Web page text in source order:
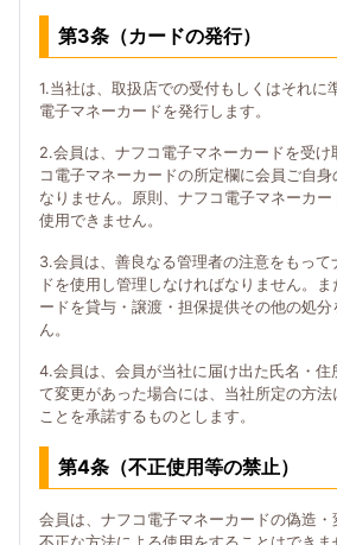
第3条（カードの発行）
1.当社は、取扱店での受付もしくはそれに
電子マネーカードを発行します。
2.会員は、ナフコ電子マネーカードを受け
コ電子マネーカードの所定欄に会員ご自
なりません。原則、ナフコ電子マネーカ
使用できません。
3.会員は、善良なる管理者の注意をもって
ドを使用し管理しなければなりません。
ードを貸与・譲渡・担保提供その他の処
ん。
4.会員は、会員が当社に届け出た氏名・住
て変更があった場合には、当社所定の方
ことを承諾するものとします。
第4条（不正使用等の禁止）
会員は、ナフコ電子マネーカードの偽造